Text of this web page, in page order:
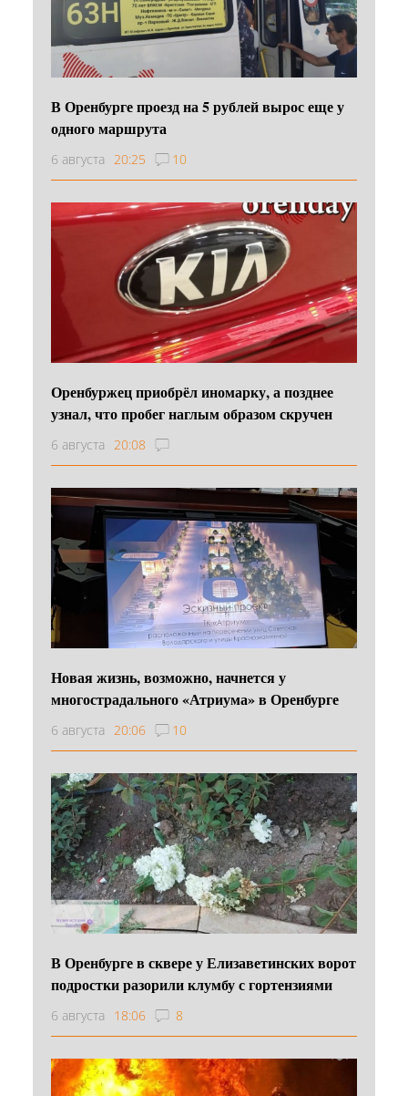
В Оренбурге проезд на 5 рублей вырос еще у
одного маршрута
6 августа 20:25 10
Оренбуржец приобрёл иномарку, а позднее
узнал, что пробег наглым образом скручен
6 августа 20:08
Новая жизнь, возможно, начнется у
многострадального «Атриума» в Оренбурге
6 августа 20:06 10
В Оренбурге в сквере у Елизаветинских ворот
подростки разорили клумбу с гортензиями
6 августа 18:06 8